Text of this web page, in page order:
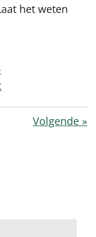
het weten
Volgende »